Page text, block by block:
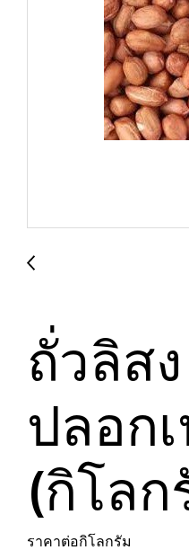
ถั่วลิส
ปลอก
(กิโลก
ราคาต่อกิโลกรัม